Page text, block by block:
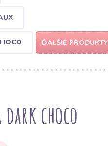
ĎALŠIE PRODUKTY
choco